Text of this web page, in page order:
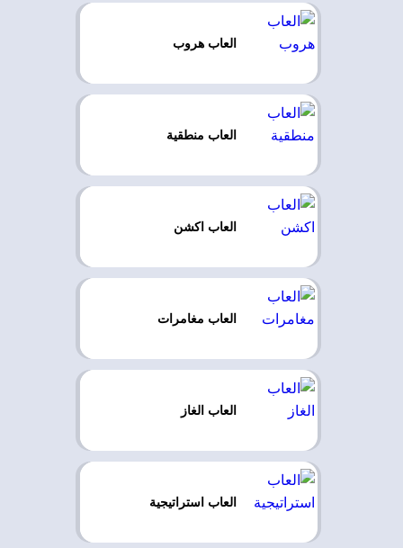
العاب هروب
العاب منطقية
العاب اكشن
العاب مغامرات
العاب الغاز
العاب استراتيجية